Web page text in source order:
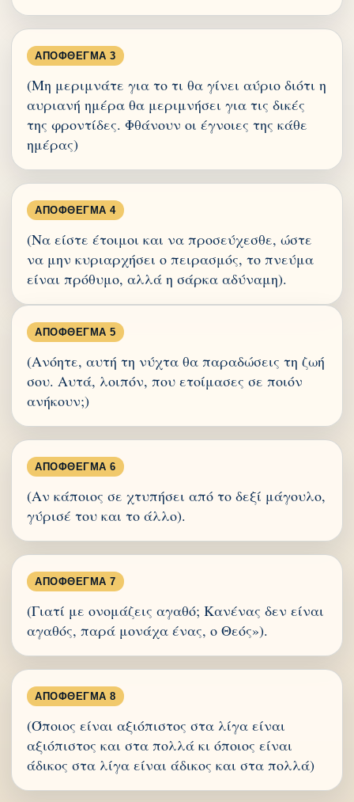
ΑΠΌΦΘΕΓΜΑ 3
(Μη μεριμνάτε για το τι θα γίνει αύριο διότι η
αυριανή ημέρα θα μεριμνήσει για τις δικές
της φροντίδες. Φθάνουν οι έγνοιες της κάθε
ημέρας)
ΑΠΌΦΘΕΓΜΑ 4
(Να είστε έτοιμοι και να προσεύχεσθε, ώστε
να μην κυριαρχήσει ο πειρασμός, το πνεύμα
είναι πρόθυμο, αλλά η σάρκα αδύναμη).
ΑΠΌΦΘΕΓΜΑ 5
(Ανόητε, αυτή τη νύχτα θα παραδώσεις τη ζωή
σου. Αυτά, λοιπόν, που ετοίμασες σε ποιόν
ανήκουν;)
ΑΠΌΦΘΕΓΜΑ 6
(Αν κάποιος σε χτυπήσει από το δεξί μάγουλο,
γύρισέ του και το άλλο).
ΑΠΌΦΘΕΓΜΑ 7
(Γιατί με ονομάζεις αγαθό; Κανένας δεν είναι
αγαθός, παρά μονάχα ένας, ο Θεός»).
ΑΠΌΦΘΕΓΜΑ 8
(Όποιος είναι αξιόπιστος στα λίγα είναι
αξιόπιστος και στα πολλά κι όποιος είναι
άδικος στα λίγα είναι άδικος και στα πολλά)